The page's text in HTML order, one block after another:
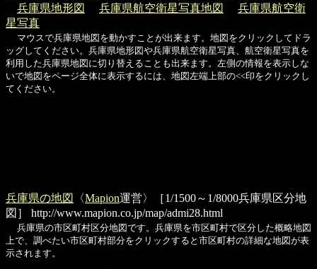
兵庫県地形図
兵庫県航空衛星写真地図
兵庫県航空衛
星写真
マウスで兵庫県地図を動かすことが出来ます。地図をクリックしてドラ
ッグしてください。兵庫県地形図や兵庫県航空衛星写真、航空衛星写真を
利用した兵庫県地図に切り替えることも出来ます。左側の情報を表示しな
いで地図をページ全体に表示するには、地図左端上部の<<印をクリックし
てください。
兵庫県の地図 〈Mapion運営〉［1/1500～1/8000兵庫県区分地
図］
http://www.mapion.co.jp/map/admi28.html
兵庫県の市区町村区分地図です。兵庫県を市区町村で区分した概略地図
上で、調べたい市区町村部分をクリックすると市区町村の詳細な地図が表
示されます。